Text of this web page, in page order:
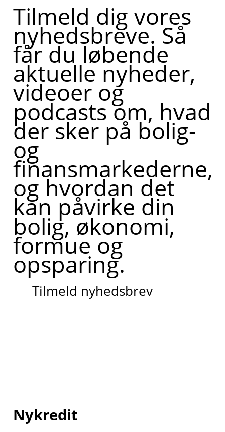
Tilmeld dig vores
nyhedsbreve. Så
får du løbende
aktuelle nyheder,
videoer og
podcasts om, hvad
der sker på bolig-
og
finansmarkederne,
og hvordan det
kan påvirke din
bolig, økonomi,
formue og
opsparing.
Tilmeld nyhedsbrev
Nykredit